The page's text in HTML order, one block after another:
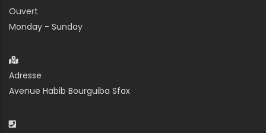
Ouvert
Monday - Sunday
Adresse
Avenue Habib Bourguiba Sfax